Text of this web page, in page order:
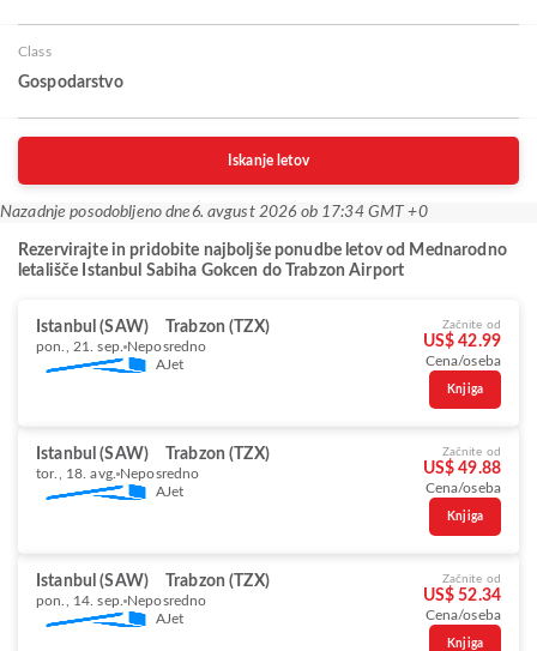
Class
Gospodarstvo
Iskanje letov
Nazadnje posodobljeno dne 6. avgust 2026 ob 17:34 GMT +0
Rezervirajte in pridobite najboljše ponudbe letov od Mednarodno
letališče Istanbul Sabiha Gokcen do Trabzon Airport
Istanbul (SAW) Trabzon (TZX)
pon., 21. sep. Neposredno
AJet
Začnite od
US$ 42.99
Cena/oseba
Knjiga
Istanbul (SAW) Trabzon (TZX)
tor., 18. avg. Neposredno
AJet
Začnite od
US$ 49.88
Cena/oseba
Knjiga
Istanbul (SAW) Trabzon (TZX)
pon., 14. sep. Neposredno
AJet
Začnite od
US$ 52.34
Cena/oseba
Knjiga